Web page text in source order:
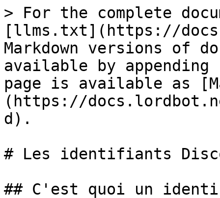
> For the complete
[llms.txt](https://
Markdown versions of
available by
page is available as
(https://
d).
# Les identifiants
## C'est quoi un